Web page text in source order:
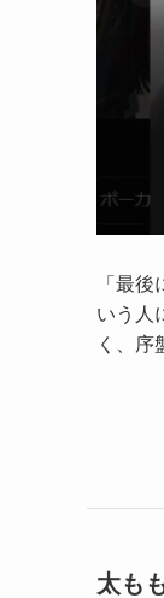
「最
いう人
く、序
太も